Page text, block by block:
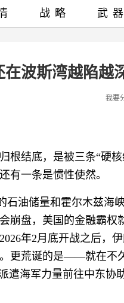
在波斯湾越陷越
我要
根结底，是被三条“硬
有一条是惯性使然。
石油储量和霍尔木兹海
崩盘，美国的金融霸权
年2月底开战之后，
更荒诞的是——就在不
遣海军力量前往中东协
战略 武器